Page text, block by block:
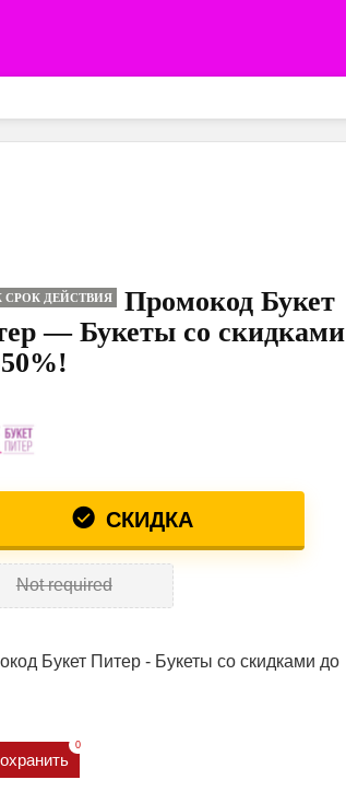
СРОК ДЕЙСТВИЯ
Промокод Букет
— Букеты со скидками
СКИДКА
Not required
Букет Питер - Букеты со скидками до
0